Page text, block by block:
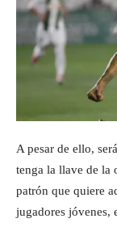
A pesar de ello,
tenga la llave de la
patrón que quiere
jugadores jóvenes,